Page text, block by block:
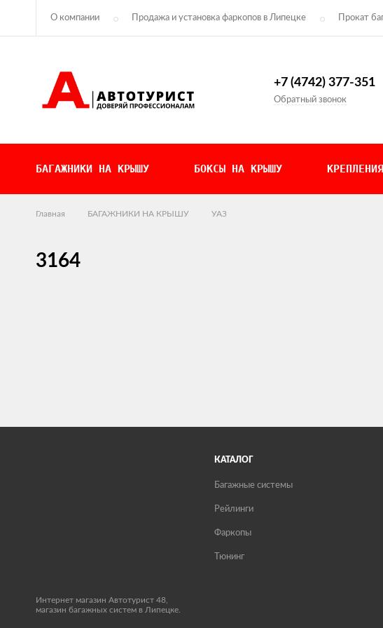
О компании Продажа и установка фаркопов в Липецке Прокат
+7 (4742) 377-351
Обратный звонок
БАГАЖНИКИ НА КРЫШУ БОКСЫ НА КРЫШУ
Главная БАГАЖНИКИ НА КРЫШУ УАЗ
3164
Интернет магазин Автотурист 48,
магазин багажных систем в Липецке.
КАТАЛОГ
Багажные системы
Рейлинги
Фаркопы
Тюнинг